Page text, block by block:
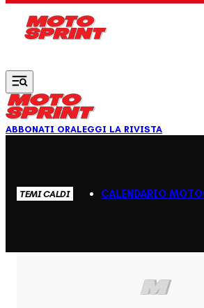
ABBONATI ORALEGGI LA RIVISTA
TEMI CALDI CALENDARIO